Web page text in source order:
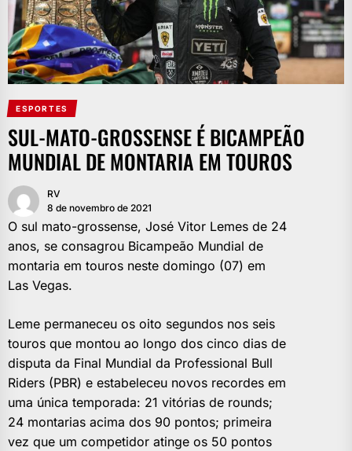
ESPORTES
SUL-MATO-GROSSENSE É BICAMPEÃO
MUNDIAL DE MONTARIA EM TOUROS
RV
8 de novembro de 2021
O sul mato-grossense, José Vitor Lemes de 24
anos, se consagrou Bicampeão Mundial de
montaria em touros neste domingo (07) em
Las Vegas.
Leme permaneceu os oito segundos nos seis
touros que montou ao longo dos cinco dias de
disputa da Final Mundial da Professional Bull
Riders (PBR) e estabeleceu novos recordes em
uma única temporada: 21 vitórias de rounds;
24 montarias acima dos 90 pontos; primeira
vez que um competidor atinge os 50 pontos